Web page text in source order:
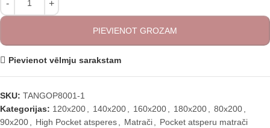
PIEVIENOT GROZAM
Pievienot vēlmju sarakstam
SKU: TANGOP8001-1
Kategorijas: 120x200, 140x200, 160x200, 180x200, 80x200,
90x200, High Pocket atsperes, Matrači, Pocket atsperu matrači